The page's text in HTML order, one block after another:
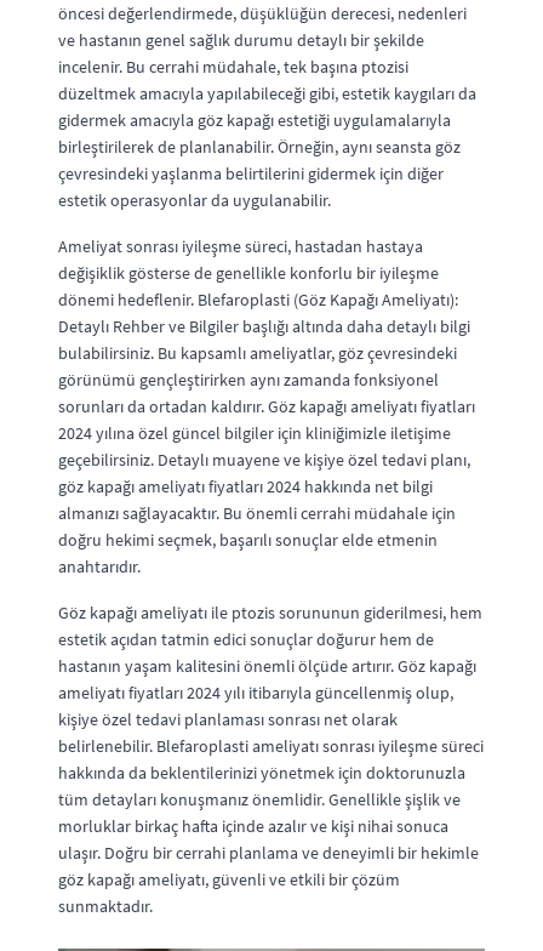
öncesi değerlendirmede, düşüklüğün derecesi, nedenleri
ve hastanın genel sağlık durumu detaylı bir şekilde
incelenir. Bu cerrahi müdahale, tek başına ptozisi
düzeltmek amacıyla yapılabileceği gibi, estetik kaygıları da
gidermek amacıyla göz kapağı estetiği uygulamalarıyla
birleştirilerek de planlanabilir. Örneğin, aynı seansta göz
çevresindeki yaşlanma belirtilerini gidermek için diğer
estetik operasyonlar da uygulanabilir.
Ameliyat sonrası iyileşme süreci, hastadan hastaya
değişiklik gösterse de genellikle konforlu bir iyileşme
dönemi hedeflenir. Blefaroplasti (Göz Kapağı Ameliyatı):
Detaylı Rehber ve Bilgiler başlığı altında daha detaylı bilgi
bulabilirsiniz. Bu kapsamlı ameliyatlar, göz çevresindeki
görünümü gençleştirirken aynı zamanda fonksiyonel
sorunları da ortadan kaldırır. Göz kapağı ameliyatı fiyatları
2024 yılına özel güncel bilgiler için kliniğimizle iletişime
geçebilirsiniz. Detaylı muayene ve kişiye özel tedavi planı,
göz kapağı ameliyatı fiyatları 2024 hakkında net bilgi
almanızı sağlayacaktır. Bu önemli cerrahi müdahale için
doğru hekimi seçmek, başarılı sonuçlar elde etmenin
anahtarıdır.
Göz kapağı ameliyatı ile ptozis sorununun giderilmesi, hem
estetik açıdan tatmin edici sonuçlar doğurur hem de
hastanın yaşam kalitesini önemli ölçüde artırır. Göz kapağı
ameliyatı fiyatları 2024 yılı itibarıyla güncellenmiş olup,
kişiye özel tedavi planlaması sonrası net olarak
belirlenebilir. Blefaroplasti ameliyatı sonrası iyileşme süreci
hakkında da beklentilerinizi yönetmek için doktorunuzla
tüm detayları konuşmanız önemlidir. Genellikle şişlik ve
morluklar birkaç hafta içinde azalır ve kişi nihai sonuca
ulaşır. Doğru bir cerrahi planlama ve deneyimli bir hekimle
göz kapağı ameliyatı, güvenli ve etkili bir çözüm
sunmaktadır.